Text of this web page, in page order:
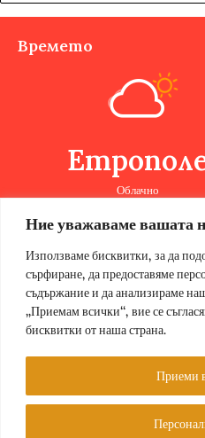
Ние уважаваме вашата
Използваме бисквитки, за да
сърфиране, да предоставяме
съдържание и да анализираме
„Приемам всички“, вие се
бисквитки от наша страна.
Приеми
Времето
Облачно
31
чт пт
Designed by
Условия за